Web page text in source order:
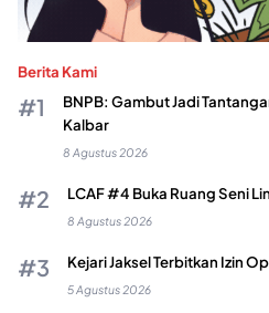
Berita Kami
BNPB: Gambut Jadi
Kalbar
8 Agustus 2026
LCAF #4 Buka Ruang Seni
8 Agustus 2026
Kejari Jaksel Terbitkan Izin
5 Agustus 2026